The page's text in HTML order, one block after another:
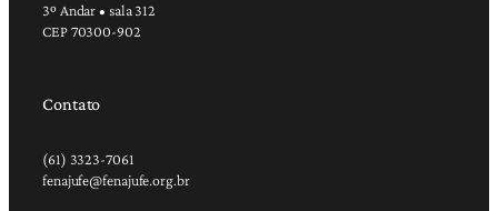
3º Andar • sala 312
CEP 70300-902
Contato
(61) 3323-7061
fenajufe@fenajufe.org.br